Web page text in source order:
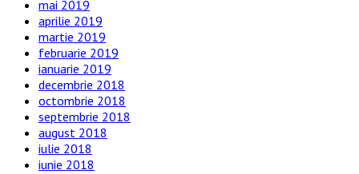
mai 2019
aprilie 2019
martie 2019
februarie 2019
ianuarie 2019
decembrie 2018
octombrie 2018
septembrie 2018
august 2018
iulie 2018
iunie 2018